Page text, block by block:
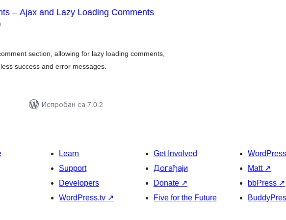
– Ajax and Lazy Loading Comments
section, allowing for lazy loading comments,
success and error messages.
Испробан са 7.0.2
Learn
Support
Developers
WordPress.tv ↗
Get Involved
Догађаји
Donate ↗
Five for the Future
Matt ↗
bbPress ↗